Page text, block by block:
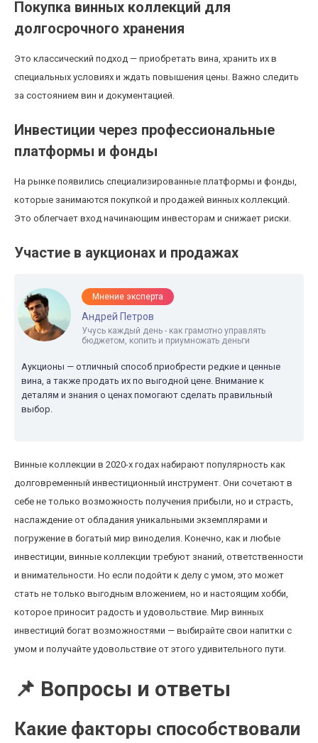
Покупка винных коллекций для
долгосрочного хранения
Это классический подход — приобретать вина, хранить их в
специальных условиях и ждать повышения цены. Важно следить
за состоянием вин и документацией.
Инвестиции через профессиональные
платформы и фонды
На рынке появились специализированные платформы и фонды,
которые занимаются покупкой и продажей винных коллекций.
Это облегчает вход начинающим инвесторам и снижает риски.
Участие в аукционах и продажах
Мнение эксперта
Андрей Петров
Учусь каждый день - как грамотно управлять
бюджетом, копить и приумножать деньги
Аукционы — отличный способ приобрести редкие и ценные
вина, а также продать их по выгодной цене. Внимание к
деталям и знания о ценах помогают сделать правильный
выбор.
Винные коллекции в 2020-х годах набирают популярность как
долговременный инвестиционный инструмент. Они сочетают в
себе не только возможность получения прибыли, но и страсть,
наслаждение от обладания уникальными экземплярами и
погружение в богатый мир виноделия. Конечно, как и любые
инвестиции, винные коллекции требуют знаний, ответственности
и внимательности. Но если подойти к делу с умом, это может
стать не только выгодным вложением, но и настоящим хобби,
которое приносит радость и удовольствие. Мир винных
инвестиций богат возможностями — выбирайте свои напитки с
умом и получайте удовольствие от этого удивительного пути.
📌 Вопросы и ответы
Какие факторы способствовали